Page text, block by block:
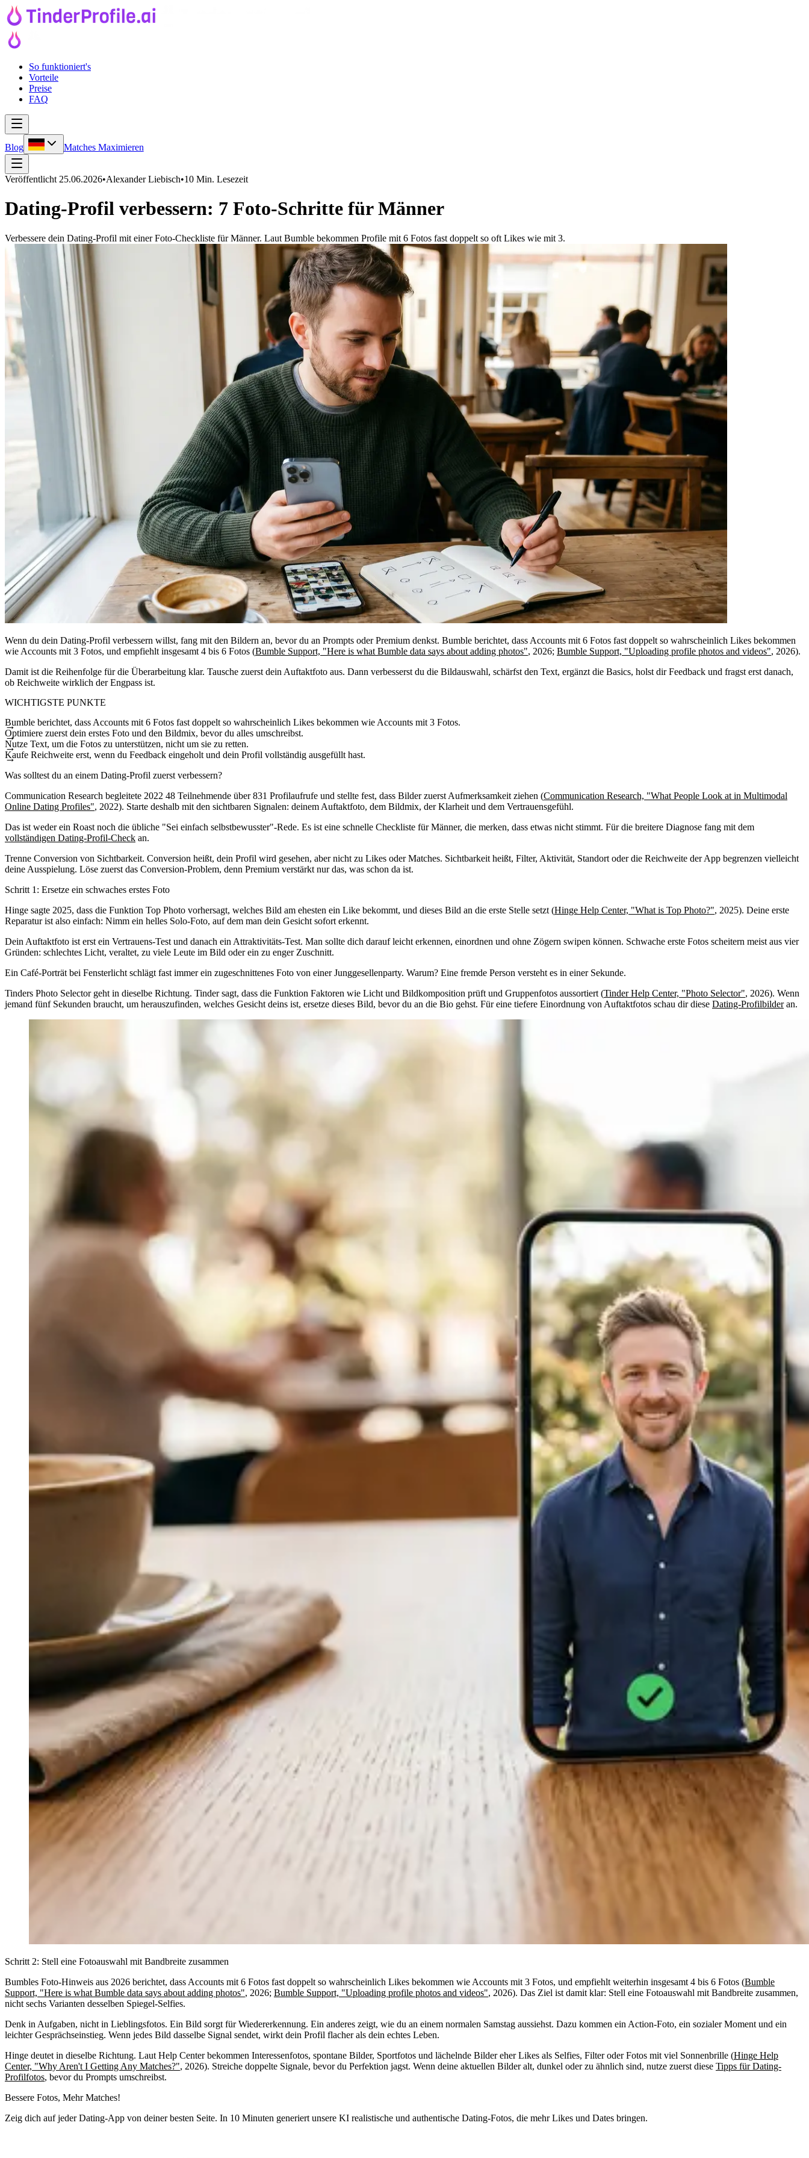
So funktioniert's
Vorteile
Preise
FAQ
Blog Matches Maximieren
Veröffentlicht 25.06.2026•Alexander Liebisch•10 Min. Lesezeit
Dating-Profil verbessern: 7 Foto-Schritte für Männer
Verbessere dein Dating-Profil mit einer Foto-Checkliste für Männer. Laut Bumble bekommen Profile mit 6 Fotos fast doppelt so oft Likes wie mit 3.
Wenn du dein Dating-Profil verbessern willst, fang mit den Bildern an, bevor du an Prompts oder Premium denkst. Bumble berichtet, dass Accounts mit 6 Fotos fast doppelt so wahrscheinlich Likes bekommen
wie Accounts mit 3 Fotos, und empfiehlt insgesamt 4 bis 6 Fotos (Bumble Support, "Here is what Bumble data says about adding photos", 2026; Bumble Support, "Uploading profile photos and videos", 2026).
Damit ist die Reihenfolge für die Überarbeitung klar. Tausche zuerst dein Auftaktfoto aus. Dann verbesserst du die Bildauswahl, schärfst den Text, ergänzt die Basics, holst dir Feedback und fragst erst danach,
ob Reichweite wirklich der Engpass ist.
WICHTIGSTE PUNKTE
Bumble berichtet, dass Accounts mit 6 Fotos fast doppelt so wahrscheinlich Likes bekommen wie Accounts mit 3 Fotos.
Optimiere zuerst dein erstes Foto und den Bildmix, bevor du alles umschreibst.
Nutze Text, um die Fotos zu unterstützen, nicht um sie zu retten.
Kaufe Reichweite erst, wenn du Feedback eingeholt und dein Profil vollständig ausgefüllt hast.
Was solltest du an einem Dating-Profil zuerst verbessern?
Communication Research begleitete 2022 48 Teilnehmende über 831 Profilaufrufe und stellte fest, dass Bilder zuerst Aufmerksamkeit ziehen (Communication Research, "What People Look at in Multimodal
Online Dating Profiles", 2022). Starte deshalb mit den sichtbaren Signalen: deinem Auftaktfoto, dem Bildmix, der Klarheit und dem Vertrauensgefühl.
Das ist weder ein Roast noch die übliche "Sei einfach selbstbewusster"-Rede. Es ist eine schnelle Checkliste für Männer, die merken, dass etwas nicht stimmt. Für die breitere Diagnose fang mit dem
vollständigen Dating-Profil-Check an.
Trenne Conversion von Sichtbarkeit. Conversion heißt, dein Profil wird gesehen, aber nicht zu Likes oder Matches. Sichtbarkeit heißt, Filter, Aktivität, Standort oder die Reichweite der App begrenzen vielleicht
deine Ausspielung. Löse zuerst das Conversion-Problem, denn Premium verstärkt nur das, was schon da ist.
Schritt 1: Ersetze ein schwaches erstes Foto
Hinge sagte 2025, dass die Funktion Top Photo vorhersagt, welches Bild am ehesten ein Like bekommt, und dieses Bild an die erste Stelle setzt (Hinge Help Center, "What is Top Photo?", 2025). Deine erste
Reparatur ist also einfach: Nimm ein helles Solo-Foto, auf dem man dein Gesicht sofort erkennt.
Dein Auftaktfoto ist erst ein Vertrauens-Test und danach ein Attraktivitäts-Test. Man sollte dich darauf leicht erkennen, einordnen und ohne Zögern swipen können. Schwache erste Fotos scheitern meist aus vier
Gründen: schlechtes Licht, veraltet, zu viele Leute im Bild oder ein zu enger Zuschnitt.
Ein Café-Porträt bei Fensterlicht schlägt fast immer ein zugeschnittenes Foto von einer Junggesellenparty. Warum? Eine fremde Person versteht es in einer Sekunde.
Tinders Photo Selector geht in dieselbe Richtung. Tinder sagt, dass die Funktion Faktoren wie Licht und Bildkomposition prüft und Gruppenfotos aussortiert (Tinder Help Center, "Photo Selector", 2026). Wenn
jemand fünf Sekunden braucht, um herauszufinden, welches Gesicht deins ist, ersetze dieses Bild, bevor du an die Bio gehst. Für eine tiefere Einordnung von Auftaktfotos schau dir diese Dating-Profilbilderan.
Schritt 2: Stell eine Fotoauswahl mit Bandbreite zusammen
Bumbles Foto-Hinweis aus 2026 berichtet, dass Accounts mit 6 Fotos fast doppelt so wahrscheinlich Likes bekommen wie Accounts mit 3 Fotos, und empfiehlt weiterhin insgesamt 4 bis 6 Fotos (Bumble
Support, "Here is what Bumble data says about adding photos", 2026; Bumble Support, "Uploading profile photos and videos", 2026). Das Ziel ist damit klar: Stell eine Fotoauswahl mit Bandbreite zusammen,
nicht sechs Varianten desselben Spiegel-Selfies.
Denk in Aufgaben, nicht in Lieblingsfotos. Ein Bild sorgt für Wiedererkennung. Ein anderes zeigt, wie du an einem normalen Samstag aussiehst. Dazu kommen ein Action-Foto, ein sozialer Moment und ein
leichter Gesprächseinstieg. Wenn jedes Bild dasselbe Signal sendet, wirkt dein Profil flacher als dein echtes Leben.
Hinge deutet in dieselbe Richtung. Laut Help Center bekommen Interessenfotos, spontane Bilder, Sportfotos und lächelnde Bilder eher Likes als Selfies, Filter oder Fotos mit viel Sonnenbrille (Hinge Help
Center, "Why Aren't I Getting Any Matches?", 2026). Streiche doppelte Signale, bevor du Perfektion jagst. Wenn deine aktuellen Bilder alt, dunkel oder zu ähnlich sind, nutze zuerst diese Tipps für Dating-
Profilfotos, bevor du Prompts umschreibst.
Bessere Fotos, Mehr Matches!
Zeig dich auf jeder Dating-App von deiner besten Seite. In 10 Minuten generiert unsere KI realistische und authentische Dating-Fotos, die mehr Likes und Dates bringen.